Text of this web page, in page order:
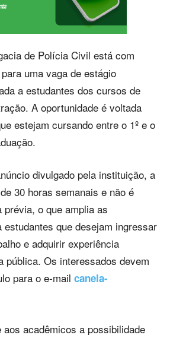
de Polícia Civil está com
uma vaga de estágio
a estudantes dos cursos de
A oportunidade é voltada
estejam cursando entre o 1º e o
divulgado pela instituição, a
30 horas semanais e não é
o que amplia as
estudantes que desejam ingressar
e adquirir experiência
pública. Os interessados devem
para o e-mail canela-
acadêmicos a possibilidade